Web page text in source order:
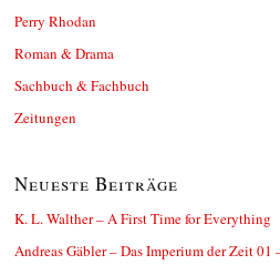
Perry Rhodan
Roman & Drama
Sachbuch & Fachbuch
Zeitungen
Neueste Beiträge
K. L. Walther – A First Time for Everything
Andreas Gäbler – Das Imperium der Zeit 01